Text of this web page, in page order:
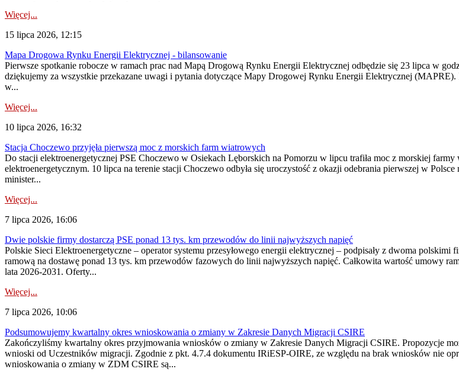
Więcej...
15 lipca 2026, 12:15
Mapa Drogowa Rynku Energii Elektrycznej - bilansowanie
Pierwsze spotkanie robocze w ramach prac nad Mapą Drogową Rynku Energii Elektrycznej odbędzie się 23 lipca w
dziękujemy za wszystkie przekazane uwagi i pytania dotyczące Mapy Drogowej Rynku Energii Elektrycznej
w...
Więcej...
10 lipca 2026, 16:32
Stacja Choczewo przyjęła pierwszą moc z morskich farm wiatrowych
Do stacji elektroenergetycznej PSE Choczewo w Osiekach Lęborskich na Pomorzu w lipcu trafiła moc z morskiej
elektroenergetycznym. 10 lipca na terenie stacji Choczewo odbyła się uroczystość z okazji odebrania pierwszej w
minister...
Więcej...
7 lipca 2026, 16:06
Dwie polskie firmy dostarczą PSE ponad 13 tys. km przewodów do linii najwyższych napięć
Polskie Sieci Elektroenergetyczne – operator systemu przesyłowego energii elektrycznej – podpisały z dwoma
ramową na dostawę ponad 13 tys. km przewodów fazowych do linii najwyższych napięć. Całkowita wartość umowy
lata 2026-2031. Oferty...
Więcej...
7 lipca 2026, 10:06
Podsumowujemy kwartalny okres wnioskowania o zmiany w Zakresie Danych Migracji CSIRE
Zakończyliśmy kwartalny okres przyjmowania wniosków o zmiany w Zakresie Danych Migracji CSIRE. Propozycje
wnioski od Uczestników migracji. Zgodnie z pkt. 4.7.4 dokumentu IRiESP-OIRE, ze względu na brak wniosków nie
wnioskowania o zmiany w ZDM CSIRE są...